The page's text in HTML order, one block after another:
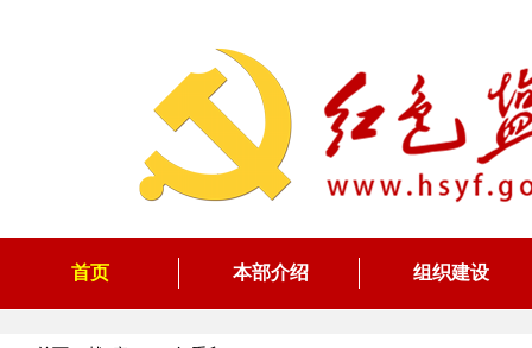
首页 本部介绍 组织建设